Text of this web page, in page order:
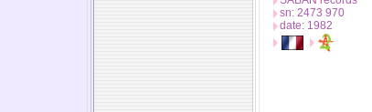
sn: 2473 970
date: 1982